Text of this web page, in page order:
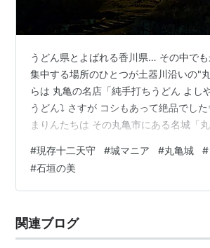
うどん県とよばれる香川県… その中で
集中する場所のひとつが土器川沿いの"
らは 丸亀の名店「純手打ちうどん よし
うどん⤵ さすが コシもあって絶品でし
まりんたちは その丸亀市にある名城「
天守が 四国にはなんと4つも残されてい
ひとつが丸亀城です(^_-)-☆ 町の真ん中
の亀山の上に 三重三階の小さな天守が
手門 大手枡形の二つの門も現存遺構で …
#現存十二天守 #城マニア #丸亀城 #
#石垣の美
関連ブログ